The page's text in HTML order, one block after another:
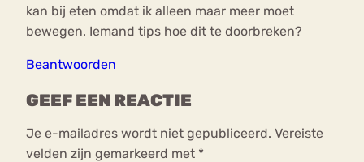
kan bij eten omdat ik alleen maar meer moet
bewegen. Iemand tips hoe dit te doorbreken?
Beantwoorden
GEEF EEN REACTIE
Je e-mailadres wordt niet gepubliceerd. Vereiste
velden zijn gemarkeerd met *